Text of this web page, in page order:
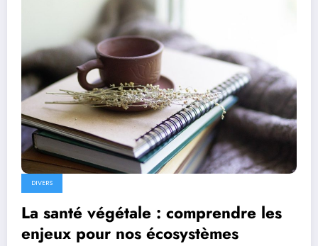
DIVERS
La santé végétale : comprendre les
enjeux pour nos écosystèmes